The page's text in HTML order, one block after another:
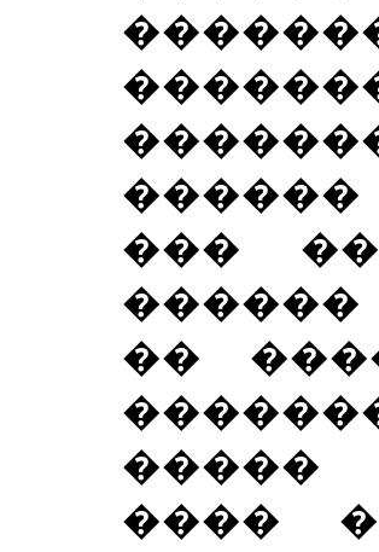
������
���
��
����